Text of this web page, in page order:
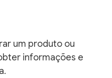
um produto ou
informações e